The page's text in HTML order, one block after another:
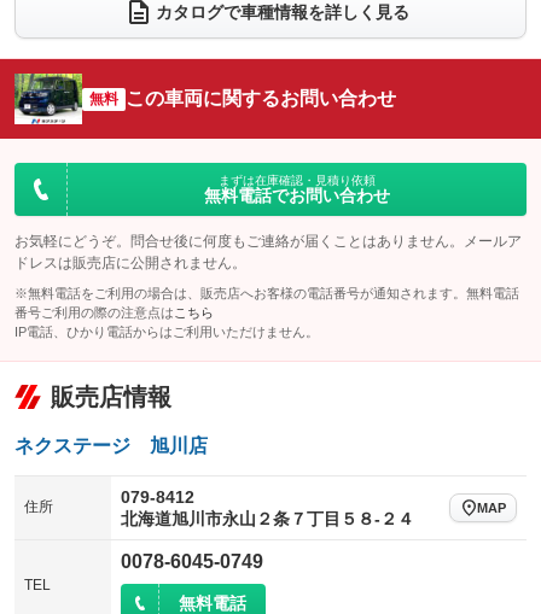
電動リアゲート フロントカメラ
：装備なし
シートエアコン
：装備なし 全周囲カメラ
：装備なし
サイドカメラ
：装備なし ルーフレール
：装備なし
エアサスペンション ヘッドライトウォッシャー
カタログで車種情報を詳しく見る
無料 この車両に関するお問い合わせ
まずは在庫確認・見積り依頼
無料電話でお問い合わせ
お気軽にどうぞ。問合せ後に何度もご連絡が届くことはありません。メールア
ドレスは販売店に公開されません。
※無料電話をご利用の場合は、販売店へお客様の電話番号が通知されます。無料電話
番号ご利用の際の注意点は こちら
IP電話、ひかり電話からはご利用いただけません。
販売店情報
ネクステージ 旭川店
住所
079-8412
北海道旭川市永山２条７丁目５８‐２４
MAP
TEL
0078-6045-0749
無料電話